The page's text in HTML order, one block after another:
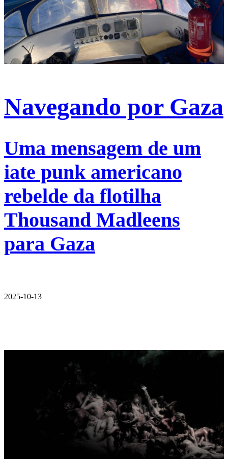
Navegando por Gaza
Uma mensagem de um
iate punk americano
rebelde da flotilha
Thousand Madleens
para Gaza
2025-10-13